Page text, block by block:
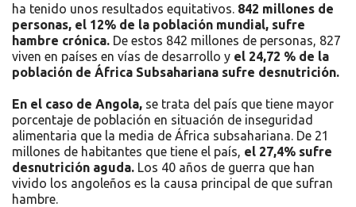
ha tenido unos resultados equitativos. 842 millones de
personas, el 12% de la población mundial, sufre
hambre crónica. De estos 842 millones de personas, 827
viven en países en vías de desarrollo y el 24,72 % de la
población de África Subsahariana sufre desnutrición.
En el caso de Angola, se trata del país que tiene mayor
porcentaje de población en situación de inseguridad
alimentaria que la media de África subsahariana. De 21
millones de habitantes que tiene el país, el 27,4% sufre
desnutrición aguda. Los 40 años de guerra que han
vivido los angoleños es la causa principal de que sufran
hambre.